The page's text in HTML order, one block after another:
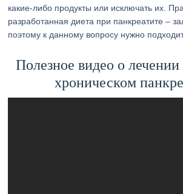
какие-либо продукты или исключать их.
разработанная диета при панкреатите –
поэтому к данному вопросу нужно
Полезное видео о
хроническом